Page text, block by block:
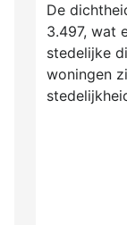
De
3.497, wat
stedelijke
woningen